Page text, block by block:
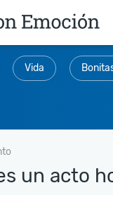
Vida
un acto